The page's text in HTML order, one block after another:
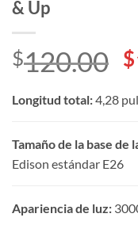
& Up
$120.00 $
Longitud total:4,28
Tamaño de la base de
Edison estándar E26
Apariencia de luz: